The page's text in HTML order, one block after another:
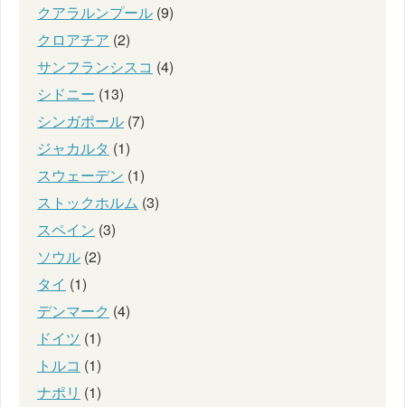
クアラルンプール (9)
クロアチア (2)
サンフランシスコ (4)
シドニー (13)
シンガポール (7)
ジャカルタ (1)
スウェーデン (1)
ストックホルム (3)
スペイン (3)
ソウル (2)
タイ (1)
デンマーク (4)
ドイツ (1)
トルコ (1)
ナポリ (1)